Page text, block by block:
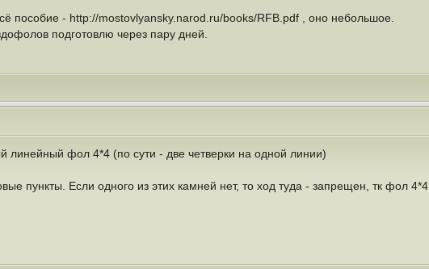
пособие - http://mostovlyansky.narod.ru/books/RFB.pdf , оно небольшое.
подготовлю через пару дней.
фол 4*4 (по сути - две четверки на одной линии)
пункты. Если одного из этих камней нет, то ход туда - запрещен, тк фол 4*4.